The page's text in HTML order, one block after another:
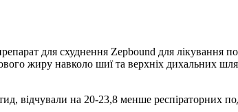
для схуднення Zepbound для лікування
жиру навколо шиї та верхніх дихальних
відчували на 20-23,8 менше респіраторних